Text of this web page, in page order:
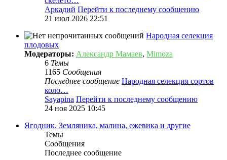
Аркадий Перейти к последнему сообщению
21 июл 2026 22:51
Народная селекция
плодовых
Модераторы: Александр Мамаев, Mimoza
6 Темы
1165 Сообщения
Последнее сообщение Народная селекция сортов
коло…
Sayapina Перейти к последнему сообщению
24 ноя 2025 10:45
Ягодник. Земляника, малина, ежевика и другие
Темы
Сообщения
Последнее сообщение